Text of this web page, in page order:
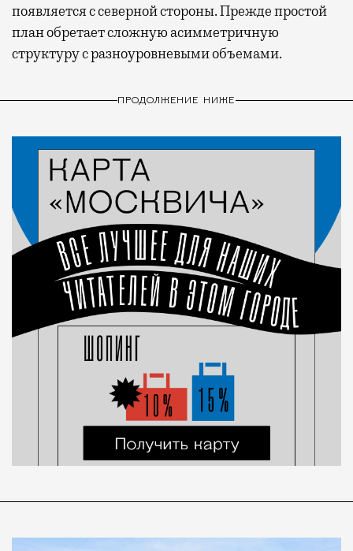
появляется с северной стороны. Прежде простой
план обретает сложную асимметричную
структуру с разноуровневыми объемами.
ПРОДОЛЖЕНИЕ НИЖЕ